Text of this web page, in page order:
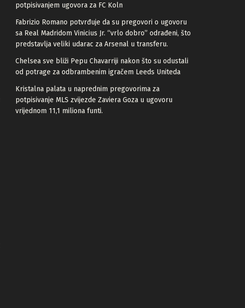
potpisivanjem ugovora za FC Koln
Fabrizio Romano potvrđuje da su pregovori o ugovoru
sa Real Madridom Vinicius Jr. “vrlo dobro” odrađeni, što
predstavlja veliki udarac za Arsenal u transferu.
Chelsea sve bliži Pepu Chavarriji nakon što su odustali
od potrage za odbrambenim igračem Leeds Uniteda
Kristalna palata u naprednim pregovorima za
potpisivanje MLS zvijezde Zaviera Goza u ugovoru
vrijednom 11,1 miliona funti.